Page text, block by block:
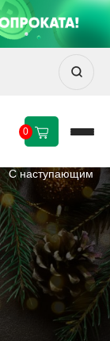
0
С наступающим